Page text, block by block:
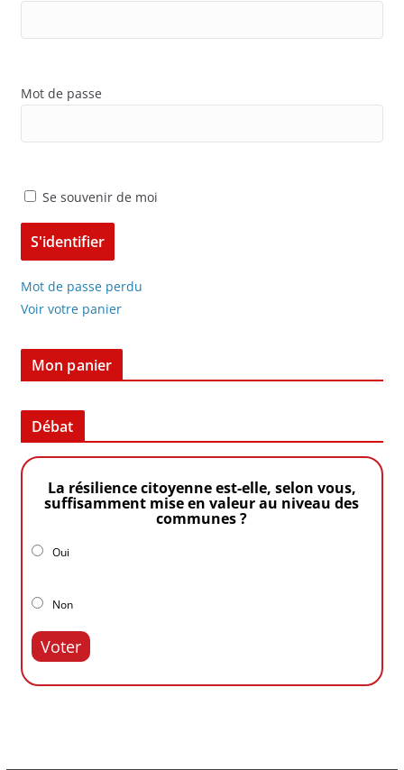
Mot de passe
Se souvenir de moi
Mot de passe perdu
Voir votre panier
Mon panier
Débat
La résilience citoyenne est-elle, selon vous,
suffisamment mise en valeur au niveau des
communes ?
Oui
Non
Voter